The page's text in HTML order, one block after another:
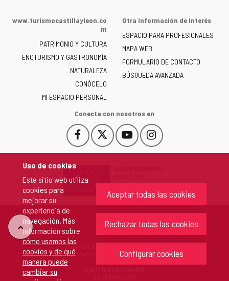
Uso de cookies
Este sitio web utiliza
cookies para
mejorar su
experiencia de
navegación. Más
información sobre
cómo usamos las
cookies y de qué
manera puede
cambiar su
Aceptar todas las cookies
Rechazar todas las cookies
Configurar cookies
la
de
Castilla
y
León
-
www.turismocastillayleon.co
m
PATRIMONIO Y CULTURA
ENOTURISMO Y GASTRONOMÍA
NATURALEZA
CONÓCELO
MI ESPACIO PERSONAL
Otra información de interés
ESPACIO PARA PROFESIONALES
MAPA WEB
FORMULARIO DE CONTACTO
BÚSQUEDA AVANZADA
Conecta con nosotros en
Facebook
Este
enlace
en
nueva.
Este
enlace
una
ventana
nueva.
YouTube
Este
enlace
una
ventana
nueva.
Instagram
Este
enlace
una
ventana
nueva.
"Volver
arriba"
Copyright 2026 - Junta de Castilla y León
Todos los derechos reservados.